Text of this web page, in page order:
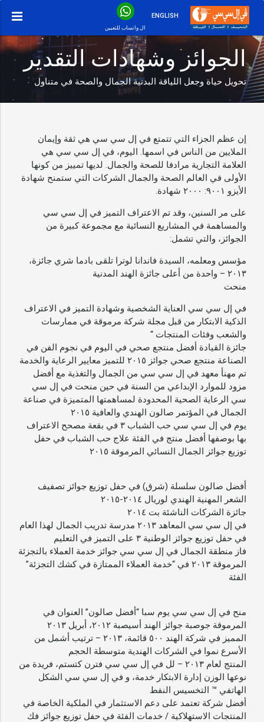
ال واتساب للتعيين
ENGLISH
الجوائز وشهادات التقدير
تحويل حياة وجعل اللياقة البدنية الجمال والصحة في متناول
إن عظم الجزاء التي تتمتع في إل سي سي هي ثقة وإيمان
الملايين من الناس في اسمها. اليوم، في إل سي سي هي
العلامة التجارية مرادفا للصحة والجمال. لديها تمييز من كونها
الأولى في العالم الصحة والجمال الشركات التي ستمنح شهادة
الأيزو ٩٠٠١: ٢٠٠٠ شهادة.
على مر السنين، وقد تم الاعتراف التميز في إل سي سي
والمساهمة في المشاريع النسائية مع مجموعة كبيرة من
الجوائز، والتي تشمل:
مؤسس ومعلمه، السيدة فاندانا لوترا تلقى بادما شري جائزة،
٢٠١٣ – واحدة من أعلى جائزة الهند المدنية
منحت
في إل سي سي العناية الشخصية وشهادة التميز في الاعتراف
الذكية الابتكار من قبل مجلة شركة مرموقة في ممارسات
والشعب وفئات المنتجات “
جائزة القيادة أفضل منتجع صحي في اليوم في نجوم الفن في
الصناعة منتجع صحي جوائز ٢٠١٥ للتميز معايير الرعاية والخدمة
تم مهنأ معهد في إل سي سي من الجمال والتغذية مع أفضل
مزود للموارد الإبداعي من السنة في حين منحت في إل سي
سي الرعاية الصحية المحدودة لمساهمتها المتميزة في صناعة
الجمال في المؤتمر صالون الهندي والعافية ٢٠١٥
يوم في إل سي سي حب الشباب ٣ في بقعة مصحح الاعتراف
بها بوصفها أفضل منتج في الفئة علاج حب الشباب في حفل
توزيع جوائز الجمال النسائي المرموقة ٢٠١٥
أفضل صالون سلسلة (شرق) في حفل توزيع جوائز تصفيف
الشعر المهنية الهندي لوريال ٢٠١٤-٢٠١٥
جائزة الشركات الناشئة بت ٢٠١٤
في إل سي سي المعاهد ٢٠١٣ مدرسة تدريب الجمال لهذا العام
في حفل توزيع جوائز الوطنية ٣ على التميز في التعليم
فاز منطقة الجمال في إل سي سي جوائز خدمة العملاء بالتجزئة
المرموقة ٢٠١٣ في “خدمة العملاء الممتازة في كشك التجزئة”
الفئة
منح في إل سي سي يوم سبا “أفضل صالون” العنوان في
المرموقة جوصبة جوائز الهند أسيصبة ٢٠١٢، أبريل ٢٠١٣
المميز في شركة الهند ٥٠٠ قائمة، ٢٠١٣ – ترتيب أشمل من
الأسرع نموا في الشركات الهندية متوسطة الحجم
المنتج لعام ٢٠١٣ – لل في إل سي سي فترن كتستم، فريدة من
نوعها الوزن إدارة الابتكار خدمة، و في إل سي سي الشكل
الهاتفي ™ التخسيس النفط
أفضل شركة تعتمد على دعم الاستثمار في الملكية الخاصة في
المنتجات الاستهلاكية / خدمات الفئة في حفل توزيع جوائز فك